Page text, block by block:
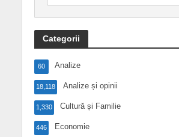
Categorii
Analize
60
Analize și opinii
18,118
Cultură și Familie
1,330
Economie
446